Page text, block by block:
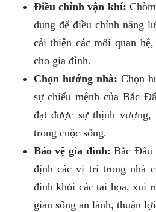
Điều chỉnh vận khí:
dụng để điều chỉnh năng
cải thiện các mối quan
cho gia đình.
Chọn hướng nhà: Chọn
sự chiếu mệnh của Bắc
đạt được sự thịnh vượng,
trong cuộc sống.
Bảo vệ gia đình: Bắc Đẩu
định các vị trí trong nhà
đình khỏi các tai họa, xui
gian sống an lành, thuận